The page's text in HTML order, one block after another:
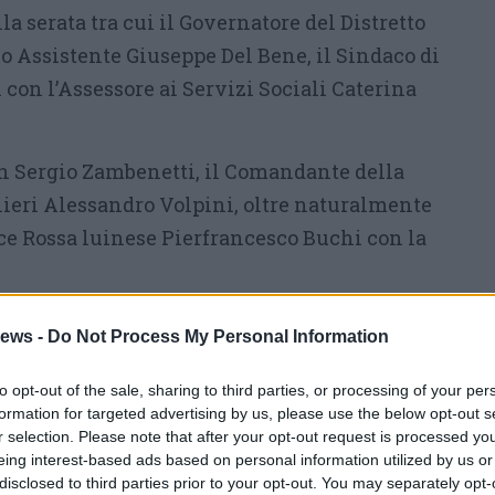
- Do Not Process My Personal Information
opt-out of the sale, sharing to third parties, or processing of your
for targeted advertising by us, please use the below opt-out
selection. Please note that after your opt-out request is processed
interest-based ads based on personal information utilized by us
to third parties prior to your opt-out. You may separately
serata tra cui il Governatore del Distretto
Assistente Giuseppe Del Bene, il Sindaco di
l’Assessore ai Servizi Sociali Caterina
Sergio Zambenetti, il Comandante della
Alessandro Volpini, oltre naturalmente
Rossa luinese Pierfrancesco Buchi con la
del Lions Club di Luino Luca Minelli
con grande risposta del territorio che
la propria immensa generosità e
sociali. Oltre alla Cena di Gala in
gli invitati hanno potuto partecipare ad
importanti messi a disposizione da